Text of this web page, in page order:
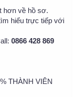
hơn về hồ sơ.
hiểu trực tiếp với
0866 428 869
THÀNH VIÊN